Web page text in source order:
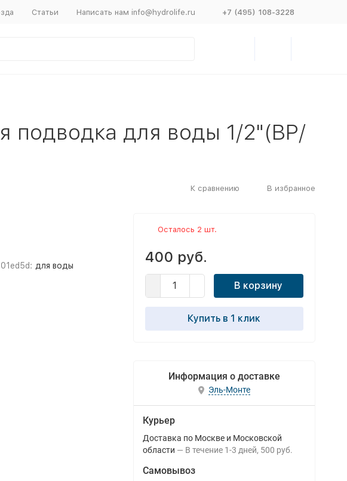
Статьи Написать нам info@hydrolife.ru +7 (495) 108-3228
подводка для воды 1/2"(ВР/
К сравнению В избранное
для воды
Осталось 2 шт.
400 руб.
В корзину
Купить в 1 клик
Информация о доставке
Эль-Монте
Курьер
Доставка по Москве и Московской
области
В течение 1-3 дней 500 руб.
Самовывоз